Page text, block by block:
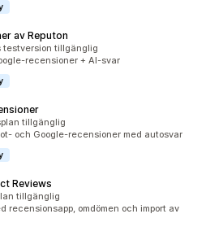
av Reputon
testversion tillgänglig
recensioner + AI-svar
tillgänglig
och Google-recensioner med autosvar
Reviews
tillgänglig
recensionsapp, omdömen och import av